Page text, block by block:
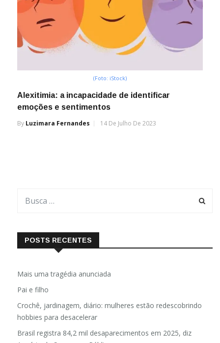
(Foto: iStock)
Alexitimia: a incapacidade de identificar
emoções e sentimentos
By Luzimara Fernandes 14 De Julho De 2023
POSTS RECENTES
Mais uma tragédia anunciada
Pai e filho
Crochê, jardinagem, diário: mulheres estão redescobrindo
hobbies para desacelerar
Brasil registra 84,2 mil desaparecimentos em 2025, diz